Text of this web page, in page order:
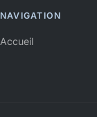
NAVIGATION
Accueil